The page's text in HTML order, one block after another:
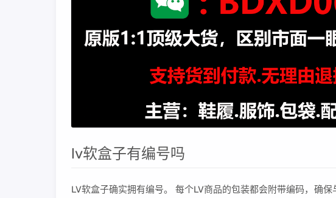
lv软盒子有编号吗
LV软盒子确实拥有编号。 每个LV商品的包装都会附带编码，确